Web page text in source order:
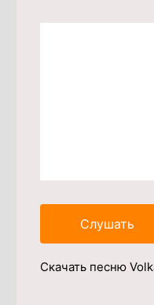
Слушать
Скачать песню